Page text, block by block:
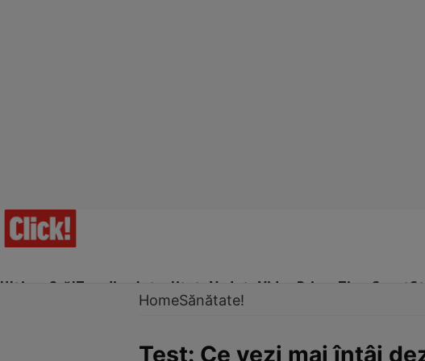
Ultima Oră!Trending Actualitate Vedete Video Prime Time Sport
HomeSănătate!
Test: Ce vezi mai întâi